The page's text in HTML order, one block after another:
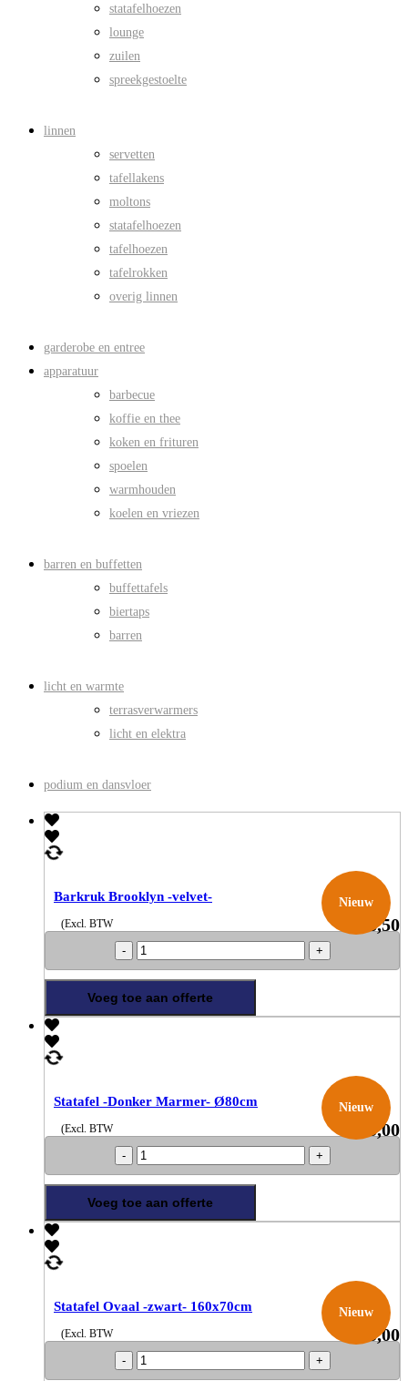
statafelhoezen
lounge
zuilen
spreekgestoelte
linnen
servetten
tafellakens
moltons
statafelhoezen
tafelhoezen
tafelrokken
overig linnen
garderobe en entree
apparatuur
barbecue
koffie en thee
koken en frituren
spoelen
warmhouden
koelen en vriezen
barren en buffetten
buffettafels
biertaps
barren
licht en warmte
terrasverwarmers
licht en elektra
podium en dansvloer
Nieuw
Barkruk Brooklyn -velvet-
6,50
(Excl. BTW
Barkruk
Brooklyn
-
velvet-
aantal
Voeg toe aan offerte
Nieuw
Statafel -Donker Marmer- Ø80cm
25,00
(Excl. BTW
Statafel
-
Donker
Marmer-
Ø80cm
Voeg toe aan offerte
Nieuw
Statafel Ovaal -zwart- 160x70cm
35,00
(Excl. BTW
Statafel
Ovaal